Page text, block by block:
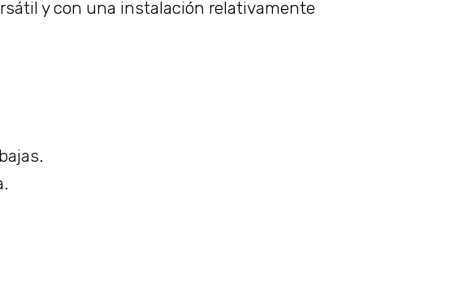
y con una instalación relativamente